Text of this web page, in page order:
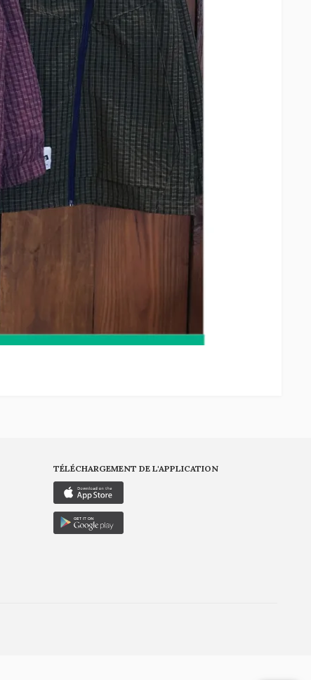
TÉLÉCHARGEMENT DE L'APPLICATION